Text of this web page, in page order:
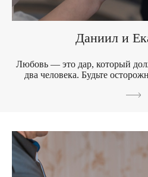
Даниил и
Любовь — это дар, который
два человека. Будьте